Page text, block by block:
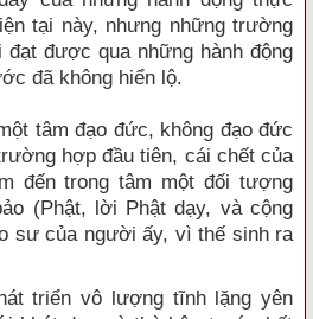
tại này, nhưng những trường
đạt được qua những hành động
đã không hiển lộ.
tâm đạo đức, không đạo đức
hợp đầu tiên, cái chết của
đến trong tâm một đối tượng
(Phật, lời Phật dạy, và cộng
sư của người ấy, vì thế sinh ra
triển vô lượng tĩnh lặng yên